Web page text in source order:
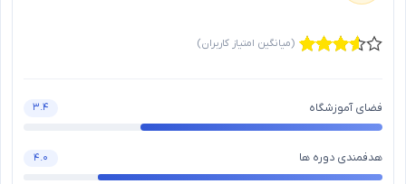
(میانگین امتیاز کاربران)
فضای آموزشگاه ۳.۴
هدفمندی دوره ها ۴.۰